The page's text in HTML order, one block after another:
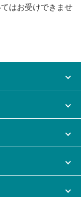
はお受けできませ